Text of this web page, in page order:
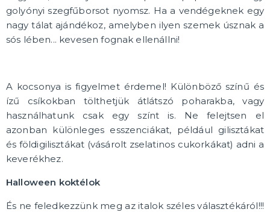
golyónyi szegfűborsot nyomsz. Ha a vendégeknek egy
nagy tálat ajándékoz, amelyben ilyen szemek úsznak a
sós lében... kevesen fognak ellenállni!
A kocsonya is figyelmet érdemel! Különböző színű és
ízű csíkokban tölthetjük átlátszó poharakba, vagy
használhatunk csak egy színt is. Ne felejtsen el
azonban különleges esszenciákat, például gilisztákat
és földigilisztákat (vásárolt zselatinos cukorkákat) adni a
keverékhez.
Halloween koktélok
És ne feledkezzünk meg az italok széles választékáról!!!